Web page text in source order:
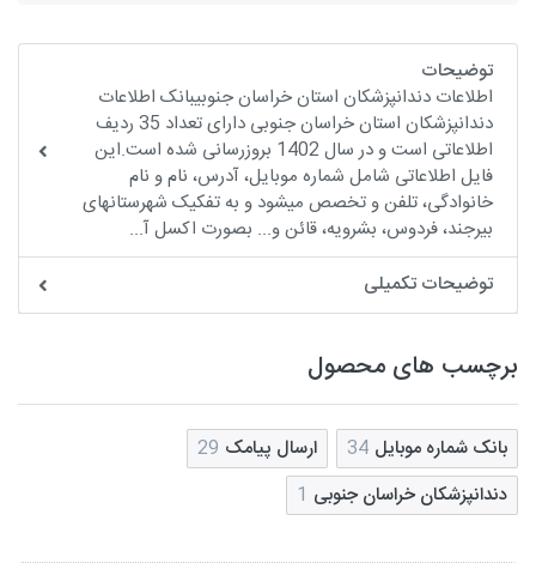
توضیحات
اطلاعات دندانپزشکان استان خراسان جنوبیبانک اطلاعات
دندانپزشکان استان خراسان جنوبی دارای تعداد 35 ردیف
اطلاعاتی است و در سال 1402 بروزرسانی شده است.این
فایل اطلاعاتی شامل شماره موبایل، آدرس، نام و نام
خانوادگی، تلفن و تخصص میشود و به تفکیک شهرستانهای
بیرجند، فردوس، بشرویه، قائن و... بصورت اکسل آ...
توضیحات تکمیلی
برچسب های محصول
بانک شماره موبایل 34 ارسال پیامک 29
دندانپزشکان خراسان جنوبی 1